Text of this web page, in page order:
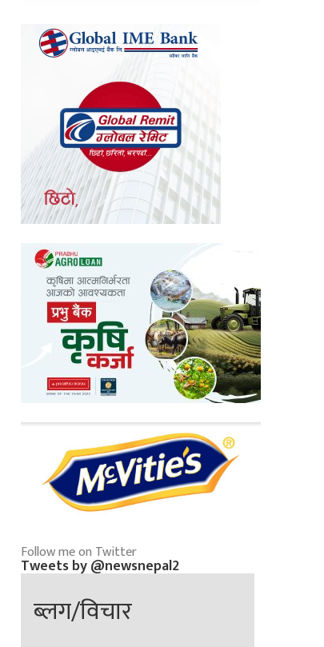
Follow me on Twitter
Tweets by @newsnepal2
ब्लग/विचार